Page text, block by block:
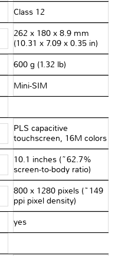
Class 12
262 x 180 x 8.9 mm
(10.31 x 7.09 x 0.35 in)
600 g (1.32 lb)
Mini-SIM
PLS capacitive
touchscreen, 16M colors
10.1 inches (~62.7%
screen-to-body ratio)
800 x 1280 pixels (~149
ppi pixel density)
yes